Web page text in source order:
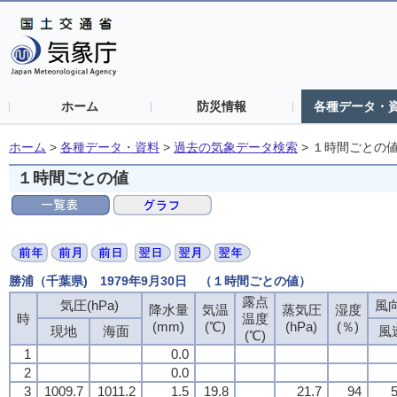
ホーム 防災情報 各種データ・
ホーム > 各種データ・資料 > 過去の気象データ検索 > １時間ごとの
１時間ごとの値
勝浦（千葉県) 1979年9月30日 （１時間ごとの値）
時
気圧(hPa)
降水量
(mm)
気温
(℃)
露点
温度
(℃)
蒸気圧
(hPa)
湿度
(％)
風
現地
海面
風
1
0.0
2
0.0
3
1009.7 1011.2 1.5 19.8 21.7 94